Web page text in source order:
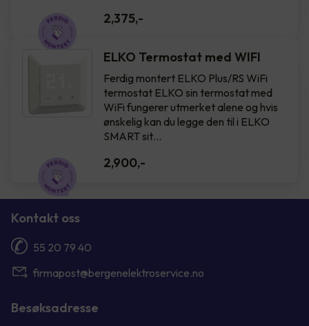
2,375,-
ELKO Termostat med WIFI
Ferdig montert ELKO Plus/RS WiFi
termostat ELKO sin termostat med
WiFi fungerer utmerket alene og hvis
ønskelig kan du legge den til i ELKO
SMART sit…
2,900,-
Kontakt oss
55 20 79 40
firmapost@bergenelektroservice.no
Besøksadresse